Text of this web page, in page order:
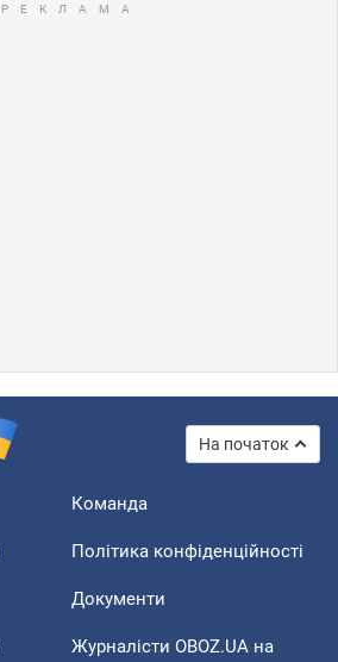
На початок
Команда
Політика конфіденційності
Документи
Журналісти OBOZ.UA на